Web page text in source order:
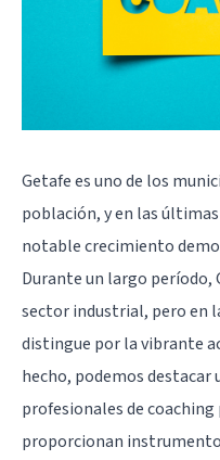
Getafe es uno de los
población, y en las
notable crecimiento
Durante un largo período,
sector industrial, pero en
distingue por la vibrante
hecho, podemos destacar
profesionales de
proporcionan